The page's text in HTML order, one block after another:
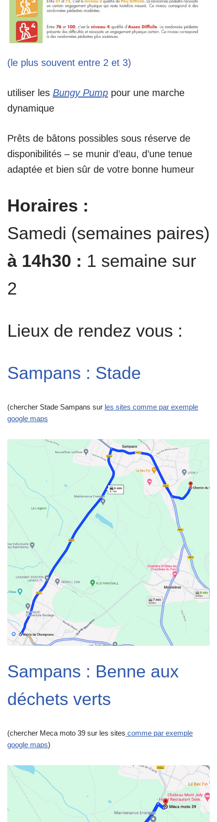
(le plus souvent entre 2 et 3)
utiliser les Bungy Pump pour une marche
dynamique
Prêts de bâtons possibles sous réserve de
disponibilités – se munir d’eau, d’une tenue
adaptée et bien sûr de votre bonne humeur
Horaires :
Samedi (semaines paires)
à 14h30 : 1 semaine sur
2
Lieux de rendez vous :
Sampans : Stade
(chercher Stade Sampans sur les sites comme par exemple
google maps
Sampans : Benne aux
déchets verts
(chercher Meca moto 39 sur les sites comme par exemple
google maps)